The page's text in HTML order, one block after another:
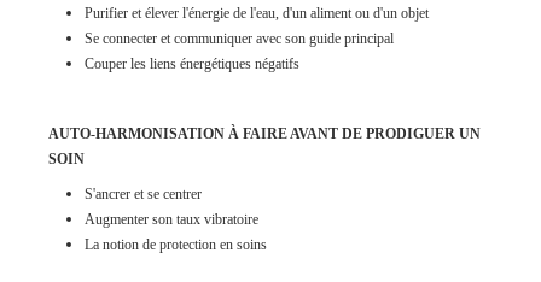
Purifier et élever l'énergie de l'eau, d'un aliment ou d'un objet
Se connecter et communiquer avec son guide principal
Couper les liens énergétiques négatifs
AUTO-HARMONISATION À FAIRE AVANT DE PRODIGUER UN
SOIN
S'ancrer et se centrer
Augmenter son taux vibratoire
La notion de protection en soins